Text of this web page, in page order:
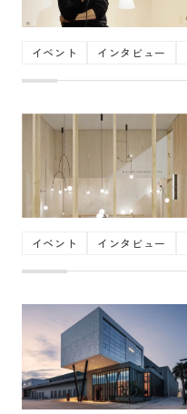
イベント インタビュー
イベント インタビュー